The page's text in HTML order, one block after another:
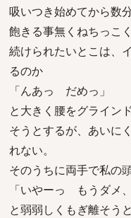
吸いつき始めてから数分
飽きる事無くねちっこ
続けられたいとこは、
るのか
「んあっ だめっ」
と大きく腰をグライン
そうとするが、あいに
れない。
そのうちに両手で私の
「いやーっ もうダメ
と弱弱しくもぎ離そう